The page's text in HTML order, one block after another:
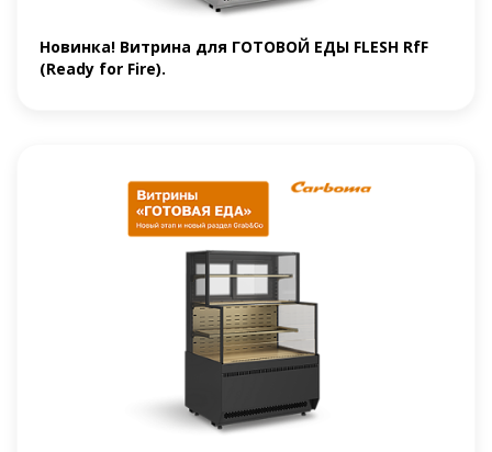
Новинка! Витрина для ГОТОВОЙ ЕДЫ FLESH RfF
(Ready for Fire).